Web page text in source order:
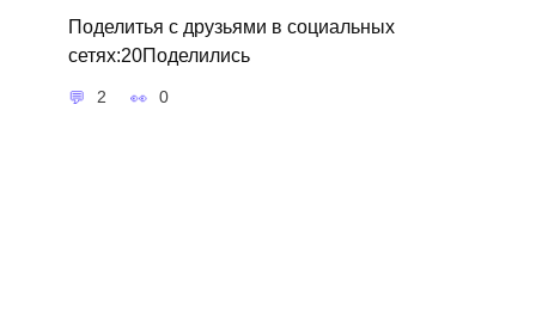
Поделитья с друзьями в социальных
сетях:20Поделились
2 0